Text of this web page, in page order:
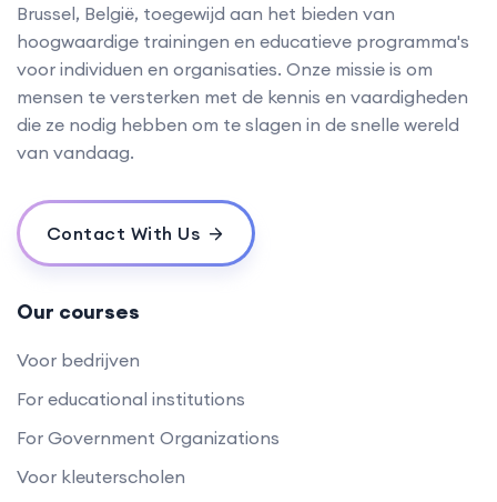
Brussel, België, toegewijd aan het bieden van
hoogwaardige trainingen en educatieve programma's
voor individuen en organisaties. Onze missie is om
mensen te versterken met de kennis en vaardigheden
die ze nodig hebben om te slagen in de snelle wereld
van vandaag.
Contact With Us
Our courses
Voor bedrijven
For educational institutions
For Government Organizations
Voor kleuterscholen